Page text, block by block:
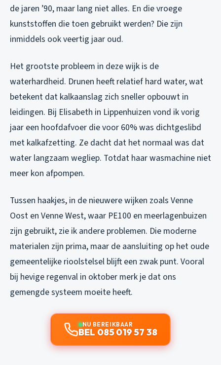
de jaren ’90, maar lang niet alles. En die vroege
kunststoffen die toen gebruikt werden? Die zijn
inmiddels ook veertig jaar oud.
Het grootste probleem in deze wijk is de
waterhardheid. Drunen heeft relatief hard water, wat
betekent dat kalkaanslag zich sneller opbouwt in
leidingen. Bij Elisabeth in Lippenhuizen vond ik vorig
jaar een hoofdafvoer die voor 60% was dichtgeslibd
met kalkafzetting. Ze dacht dat het normaal was dat
water langzaam wegliep. Totdat haar wasmachine niet
meer kon afpompen.
Tussen haakjes, in de nieuwere wijken zoals Venne
Oost en Venne West, waar PE100 en meerlagenbuizen
zijn gebruikt, zie ik andere problemen. Die moderne
materialen zijn prima, maar de aansluiting op het oude
gemeentelijke rioolstelsel blijft een zwak punt. Vooral
bij hevige regenval in oktober merk je dat ons
gemengde systeem moeite heeft.
NU BEREIKBAAR
BEL 085 019 57 38